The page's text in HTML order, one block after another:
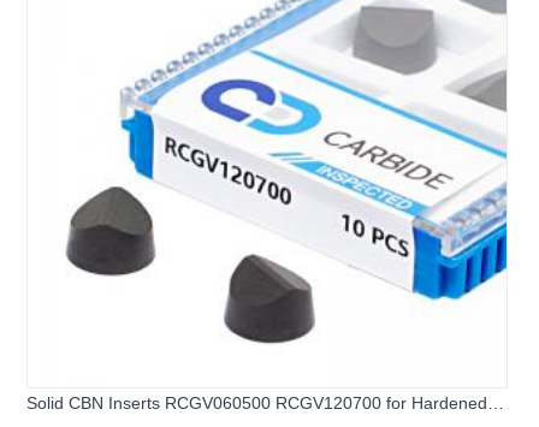
Solid CBN Inserts RCGV060500 RCGV120700 for Hardened